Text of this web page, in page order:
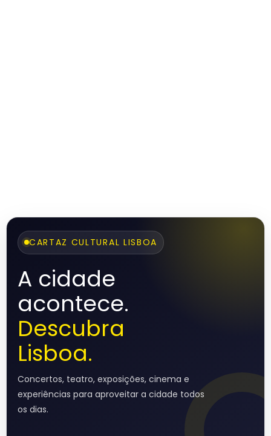
CARTAZ CULTURAL LISBOA
A cidade
acontece.
Descubra
Lisboa.
Concertos, teatro, exposições, cinema e
experiências para aproveitar a cidade todos
os dias.